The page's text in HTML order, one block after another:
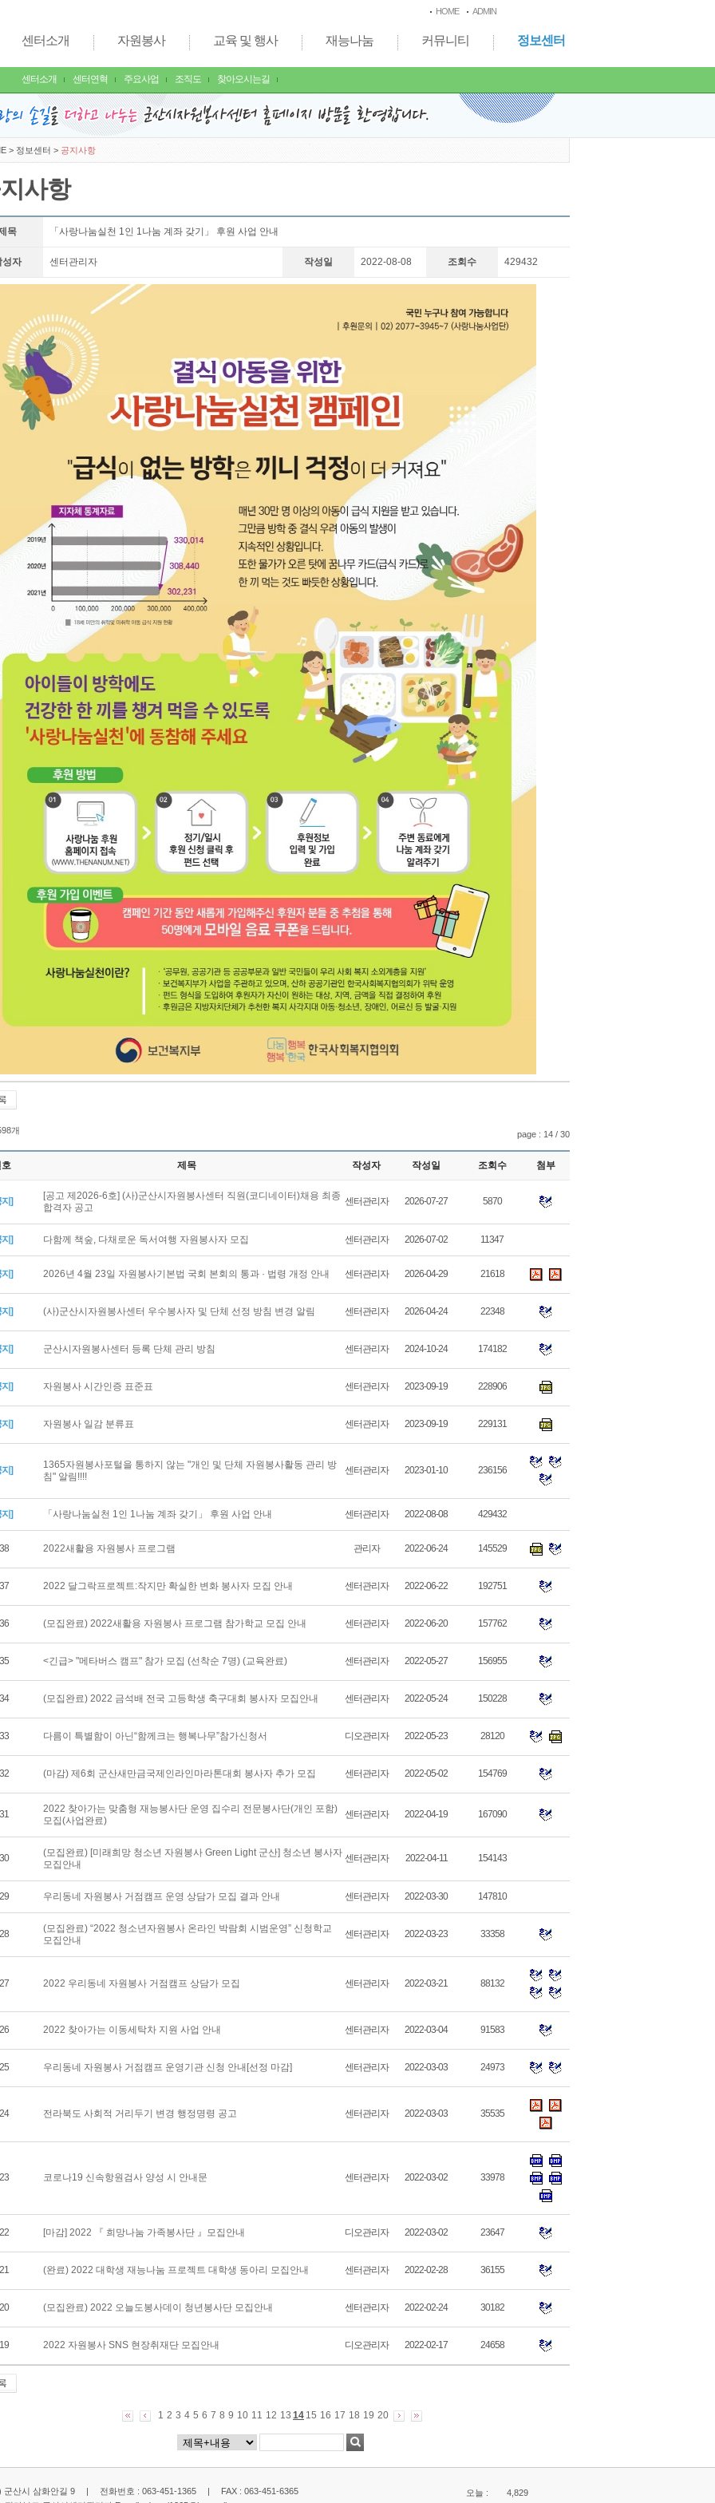
HOME ADMIN
센터소개
센터소개 센터연혁 주요사업 조직도 찾아오시는길
자원봉사 교육 및 행사 재능나눔 커뮤니티 정보센터
> 정보센터 > 공지사항
사항
목 「사랑나눔실천 1인 1나눔 계좌 갖기」 후원 사업 안내
성자 센터관리자 작성일 2022-08-08 조회수 429432
개 page : 14 / 30
호 제목 작성자 작성일 조회수 첨부
지]
[공고 제2026-6호] (사)군산시자원봉사센터 직원(코디네이터)채용 최종
합격자 공고
센터관리자 2026-07-27 5870
지] 다함께 책숲, 다채로운 독서여행 자원봉사자 모집 센터관리자 2026-07-02 11347
지] 2026년 4월 23일 자원봉사기본법 국회 본회의 통과 · 법령 개정 안내 센터관리자 2026-04-29 21618
지] (사)군산시자원봉사센터 우수봉사자 및 단체 선정 방침 변경 알림 센터관리자 2026-04-24 22348
지] 군산시자원봉사센터 등록 단체 관리 방침 센터관리자 2024-10-24 174182
지] 자원봉사 시간인증 표준표 센터관리자 2023-09-19 228906
지] 자원봉사 일감 분류표 센터관리자 2023-09-19 229131
지]
1365자원봉사포털을 통하지 않는 "개인 및 단체 자원봉사활동 관리 방
침" 알림!!!!
센터관리자 2023-01-10 236156
지] 「사랑나눔실천 1인 1나눔 계좌 갖기」 후원 사업 안내 센터관리자 2022-08-08 429432
2022새활용 자원봉사 프로그램 관리자 2022-06-24 145529
2022 달그락프로젝트:작지만 확실한 변화 봉사자 모집 안내 센터관리자 2022-06-22 192751
(모집완료) 2022새활용 자원봉사 프로그램 참가학교 모집 안내 센터관리자 2022-06-20 157762
<긴급> "메타버스 캠프" 참가 모집 (선착순 7명) (교육완료) 센터관리자 2022-05-27 156955
(모집완료) 2022 금석배 전국 고등학생 축구대회 봉사자 모집안내 센터관리자 2022-05-24 150228
다름이 특별함이 아닌“함께크는 행복나무”참가신청서 디오관리자 2022-05-23 28120
(마감) 제6회 군산새만금국제인라인마라톤대회 봉사자 추가 모집 센터관리자 2022-05-02 154769
2022 찾아가는 맞춤형 재능봉사단 운영 집수리 전문봉사단(개인 포함)
모집(사업완료)
센터관리자 2022-04-19 167090
(모집완료) [미래희망 청소년 자원봉사 Green Light 군산] 청소년 봉사자
모집안내
센터관리자 2022-04-11 154143
우리동네 자원봉사 거점캠프 운영 상담가 모집 결과 안내 센터관리자 2022-03-30 147810
(모집완료) “2022 청소년자원봉사 온라인 박람회 시범운영” 신청학교
모집안내
센터관리자 2022-03-23 33358
2022 우리동네 자원봉사 거점캠프 상담가 모집 센터관리자 2022-03-21 88132
2022 찾아가는 이동세탁차 지원 사업 안내 센터관리자 2022-03-04 91583
우리동네 자원봉사 거점캠프 운영기관 신청 안내[선정 마감] 센터관리자 2022-03-03 24973
전라북도 사회적 거리두기 변경 행정명령 공고 센터관리자 2022-03-03 35535
코로나19 신속항원검사 양성 시 안내문 센터관리자 2022-03-02 33978
[마감] 2022 『 희망나눔 가족봉사단 』모집안내 디오관리자 2022-03-02 23647
(완료) 2022 대학생 재능나눔 프로젝트 대학생 동아리 모집안내 센터관리자 2022-02-28 36155
(모집완료) 2022 오늘도봉사데이 청년봉사단 모집안내 센터관리자 2022-02-24 30182
2022 자원봉사 SNS 현장취재단 모집안내 디오관리자 2022-02-17 24658
1 2 3 4 5 6 7 8 9 10 11 12 13 14 15 16 17 18 19 20
군산시 삼화안길 9 | 전화번호 : 063-451-1365 | FAX : 063-451-6365
오늘 : 4,829